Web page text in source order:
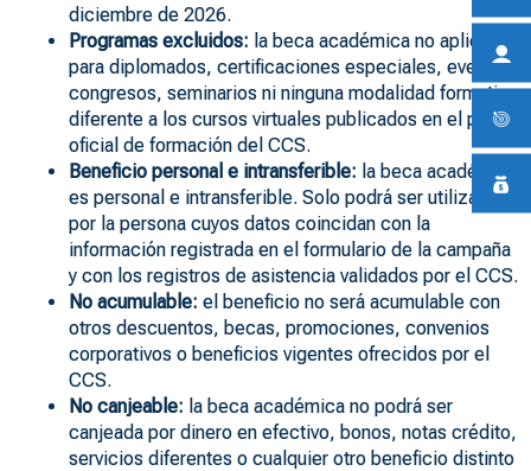
diciembre de 2026.
Programas excluidos: la beca académica no aplica
para diplomados, certificaciones especiales, eventos,
congresos, seminarios ni ninguna modalidad formativa
diferente a los cursos virtuales publicados en el portal
oficial de formación del CCS.
Beneficio personal e intransferible: la beca académica
es personal e intransferible. Solo podrá ser utilizada
por la persona cuyos datos coincidan con la
información registrada en el formulario de la campaña
y con los registros de asistencia validados por el CCS.
No acumulable: el beneficio no será acumulable con
otros descuentos, becas, promociones, convenios
corporativos o beneficios vigentes ofrecidos por el
CCS.
No canjeable: la beca académica no podrá ser
canjeada por dinero en efectivo, bonos, notas crédito,
servicios diferentes o cualquier otro beneficio distinto